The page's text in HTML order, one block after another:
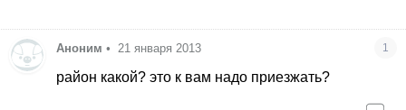
Аноним • 21 января 2013 1
район какой? это к вам надо приезжать?